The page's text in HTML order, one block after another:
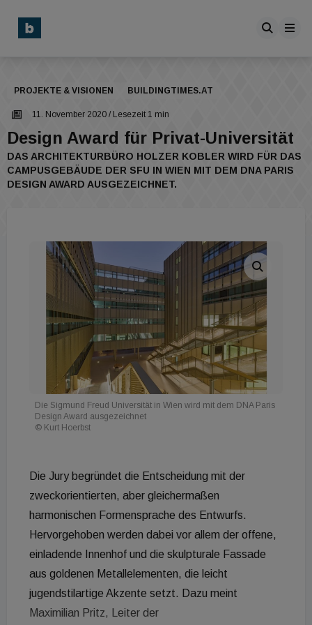
PROJEKTE & VISIONEN BUILDINGTIMES.AT
11. November 2020 / Lesezeit 1 min
Design Award für Privat-Universität
DAS ARCHITEKTURBÜRO HOLZER KOBLER WIRD FÜR DAS
CAMPUSGEBÄUDE DER SFU IN WIEN MIT DEM DNA PARIS
DESIGN AWARD AUSGEZEICHNET.
Die Sigmund Freud Universität in Wien wird mit dem DNA Paris
Design Award ausgezeichnet
© Kurt Hoerbst
Die Jury begründet die Entscheidung mit der
zweckorientierten, aber gleichermaßen
harmonischen Formensprache des Entwurfs.
Hervorgehoben werden dabei vor allem der offene,
einladende Innenhof und die skulpturale Fassade
aus goldenen Metallelementen, die leicht
jugendstilartige Akzente setzt. Dazu meint
Maximilian Pritz, Leiter der